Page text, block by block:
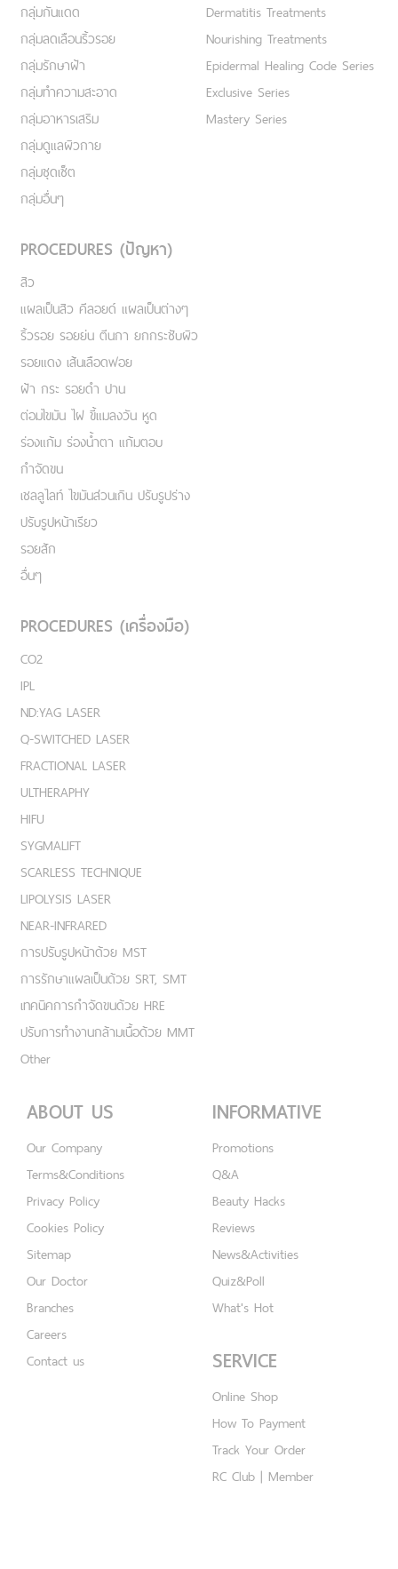
กลุ่มกันแดด
กลุ่มลดเลือนริ้วรอย
กลุ่มรักษาฝ้า
กลุ่มทำความสะอาด
กลุ่มอาหารเสริม
กลุ่มดูแลผิวกาย
กลุ่มชุดเซ็ต
กลุ่มอื่นๆ
Dermatitis Treatments
Nourishing Treatments
Epidermal Healing Code Series
Exclusive Series
Mastery Series
PROCEDURES (ปัญหา)
สิว
แผลเป็นสิว คีลอยด์ แผลเป็นต่างๆ
ริ้วรอย รอยย่น ตีนกา ยกกระชับผิว
รอยแดง เส้นเลือดฟอย
ฝ้า กระ รอยดำ ปาน
ต่อมไขมัน ไฝ ขี้แมลงวัน หูด
ร่องแก้ม ร่องน้ำตา แก้มตอบ
กำจัดขน
เชลลูไลท์ ไขมันส่วนเกิน ปรับรูปร่าง
ปรับรูปหน้าเรียว
รอยสัก
อื่นๆ
PROCEDURES (เครื่องมือ)
CO2
IPL
ND:YAG LASER
Q-SWITCHED LASER
FRACTIONAL LASER
ULTHERAPHY
HIFU
SYGMALIFT
SCARLESS TECHNIQUE
LIPOLYSIS LASER
NEAR-INFRARED
การปรับรูปหน้าด้วย MST
การรักษาแผลเป็นด้วย SRT, SMT
เทคนิคการกำจัดขนด้วย HRE
ปรับการทำงานกล้ามเนื้อด้วย MMT
Other
ABOUT US
Our Company
Terms&Conditions
Privacy Policy
Cookies Policy
Sitemap
Our Doctor
Branches
Careers
Contact us
INFORMATIVE
Promotions
Q&A
Beauty Hacks
Reviews
News&Activities
Quiz&Poll
What's Hot
SERVICE
Online Shop
How To Payment
Track Your Order
RC Club | Member